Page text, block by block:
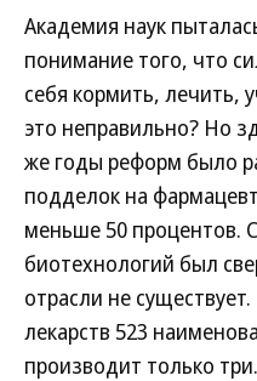
Академия наук
понимание того, что
себя кормить, лечить,
это неправильно? Но
же годы реформ было
подделок на
меньше 50 процентов.
биотехнологий был
отрасли не
лекарств 523
производит только